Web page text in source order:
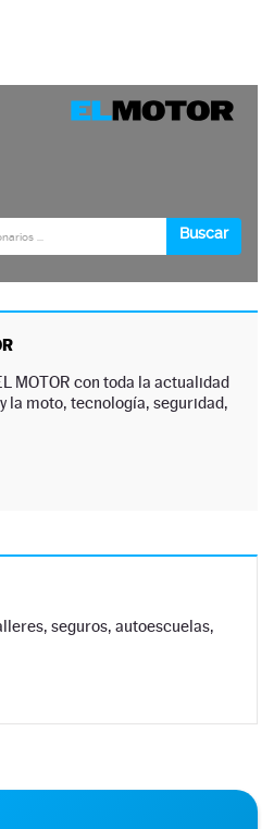
MOTOR con toda la actualidad
la moto, tecnología, seguridad,
seguros, autoescuelas,